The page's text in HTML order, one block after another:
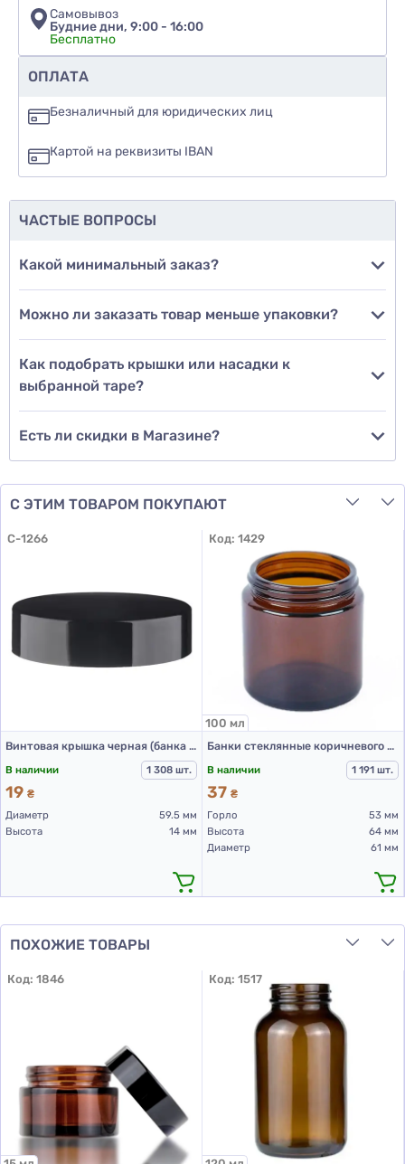
Рекомендуете ли вы этот товар
да
еще не знаю
Добавить отзыв
Самовывоз
Будние дни, 9:00 - 16:00
Бесплатно
ОПЛАТА
Безналичный для юридических лиц
Картой на реквизиты IBAN
ЧАСТЫЕ ВОПРОСЫ
Какой минимальный заказ?
Можно ли заказать товар меньше упаковки?
Как подобрать крышки или насадки к
выбранной таре?
Есть ли скидки в Магазине?
С ЭТИМ ТОВАРОМ ПОКУПАЮТ
C-1266
Винтовая крышка черная (банка 100 мл)
В наличии
1 308 шт.
19 ₴
Диаметр
59.5 мм
Высота
14 мм
Код: 1429
100 мл
Банки стеклянные коричневого цвета для Л-С, 100 мл
В наличии
1 191 шт.
37 ₴
Горло
53 мм
Высота
64 мм
Диаметр
61 мм
ПОХОЖИЕ ТОВАРЫ
Код: 1846 Код: 1517